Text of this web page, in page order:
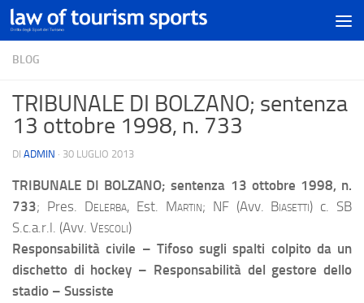
BLOG
TRIBUNALE DI BOLZANO; sentenza
13 ottobre 1998, n. 733
DI ADMIN · 30 LUGLIO 2013
TRIBUNALE DI BOLZANO; sentenza 13 ottobre 1998, n.
733; Pres. Delerba, Est. Martin; NF (Avv. Biasetti) c. SB
S.c.a.r.l. (Avv. Vescoli)
Responsabilità civile – Tifoso sugli spalti colpito da un
dischetto di hockey – Responsabilità del gestore dello
stadio – Sussiste